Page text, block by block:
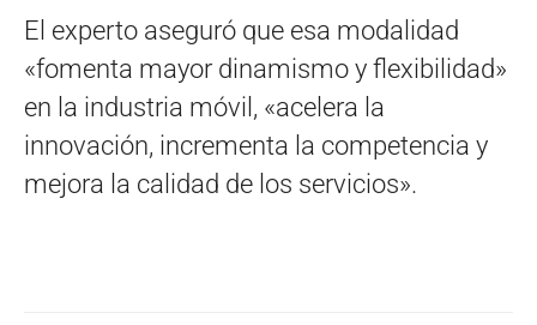
El experto aseguró que esa modalidad
«fomenta mayor dinamismo y flexibilidad»
en la industria móvil, «acelera la
innovación, incrementa la competencia y
mejora la calidad de los servicios».